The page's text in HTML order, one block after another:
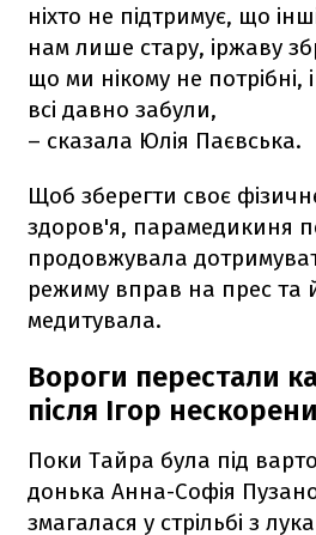
ніхто не підтримує, що
нам лише стару, іржаву
що ми нікому не потрібні,
всі давно забули,
– сказала Юлія Паєвська.
Щоб зберегти своє
здоров'я, парамедикиня
продовжувала
режиму вправ на прес та
медитувала.
Вороги перестали
після Ігор
Поки Тайра була під
донька Анна-Софія
змагалася у стрільбі з